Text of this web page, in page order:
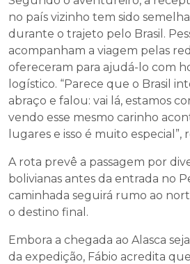
no país vizinho tem sido
durante o trajeto pelo Brasil.
acompanham a viagem pelas
ofereceram para ajudá-lo com
logístico. “Parece que o Brasil
abraço e falou: vai lá, estamos
vendo esse mesmo carinho
lugares e isso é muito especial”,
A rota prevê a passagem por
bolivianas antes da entrada no
caminhada seguirá rumo ao
o destino final.
Embora a chegada ao Alasca
da expedição, Fábio acredita